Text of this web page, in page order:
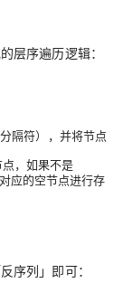
层序遍历逻辑：
隔符），并将节点
，如果不是
应的空节点进行存
序列」即可：